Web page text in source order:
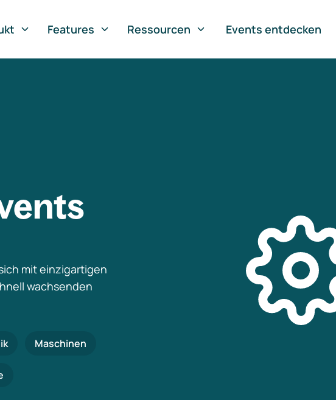
Features Ressourcen Events entdecken
mit einzigartigen
wachsenden
Maschinen